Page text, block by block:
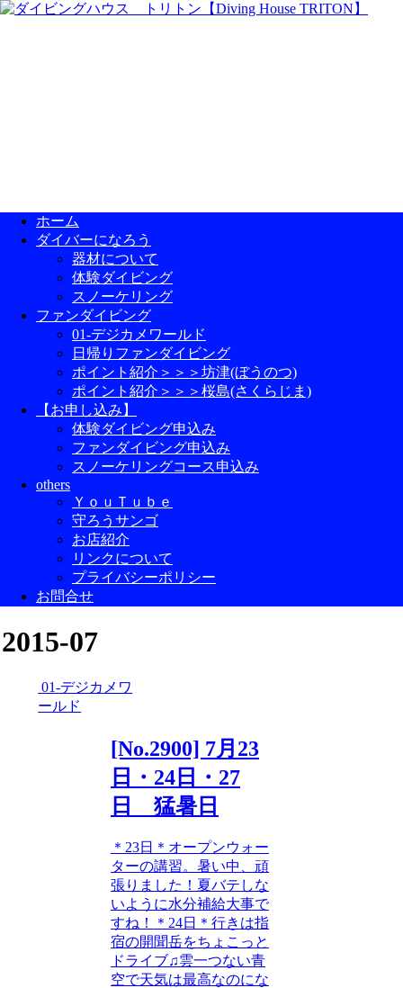
ホーム
ダイバーになろう
器材について
体験ダイビング
スノーケリング
ファンダイビング
01-デジカメワールド
日帰りファンダイビング
ポイント紹介＞＞＞坊津(ぼうのつ)
ポイント紹介＞＞＞桜島(さくらじま)
【お申し込み】
体験ダイビング申込み
ファンダイビング申込み
スノーケリングコース申込み
others
ＹｏｕＴｕｂｅ
守ろうサンゴ
お店紹介
リンクについて
プライバシーポリシー
お問合せ
2015-07
01-デジカメワ
ールド
[No.2900] 7月23
日・24日・27
日 猛暑日
＊23日＊オープンウォー
ターの講習。暑い中、頑
張りました！夏バテしな
いように水分補給大事で
すね！＊24日＊行きは指
宿の開聞岳をちょこっと
ドライブ♫雲一つない青
空で天気は最高なのにな